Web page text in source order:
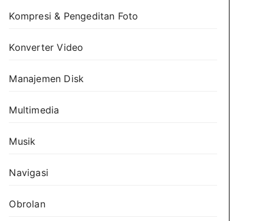
Kompresi & Pengeditan Foto
Konverter Video
Manajemen Disk
Multimedia
Musik
Navigasi
Obrolan